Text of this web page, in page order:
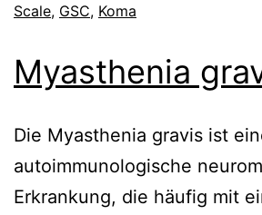
Scale, GSC, Koma
Myasthenia
Die Myasthenia gravis ist
autoimmunologische
Erkrankung, die häufig mit